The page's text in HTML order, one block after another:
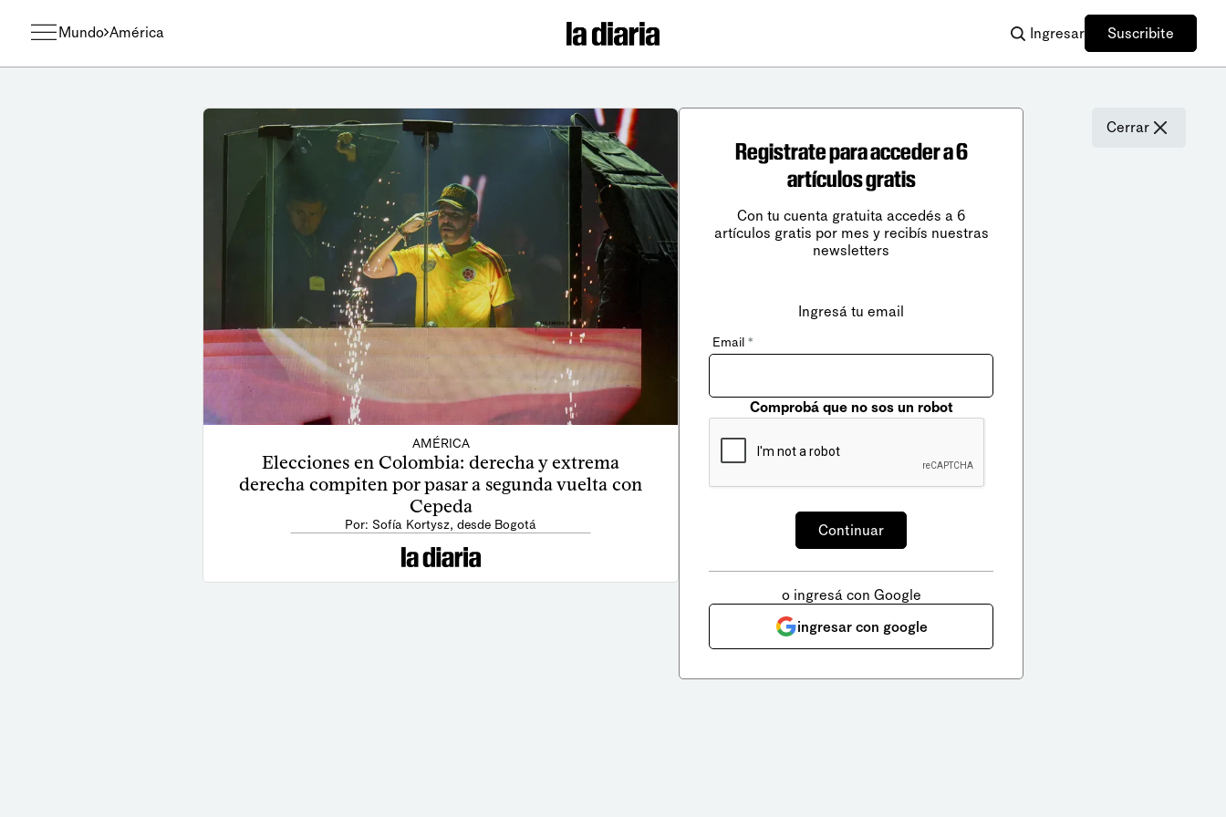
Mundo América Ingresar Suscribite
AMÉRICA
Elecciones en Colombia: derecha y extrema
derecha compiten por pasar a segunda vuelta con
Cepeda
Por: Sofía Kortysz, desde Bogotá
Cerrar
Registrate para acceder a 6
artículos gratis
Con tu cuenta gratuita accedés a 6
artículos gratis por mes y recibís nuestras
newsletters
Ingresá tu email
Email *
Comprobá que no sos un robot
o ingresá con Google
ingresar con google